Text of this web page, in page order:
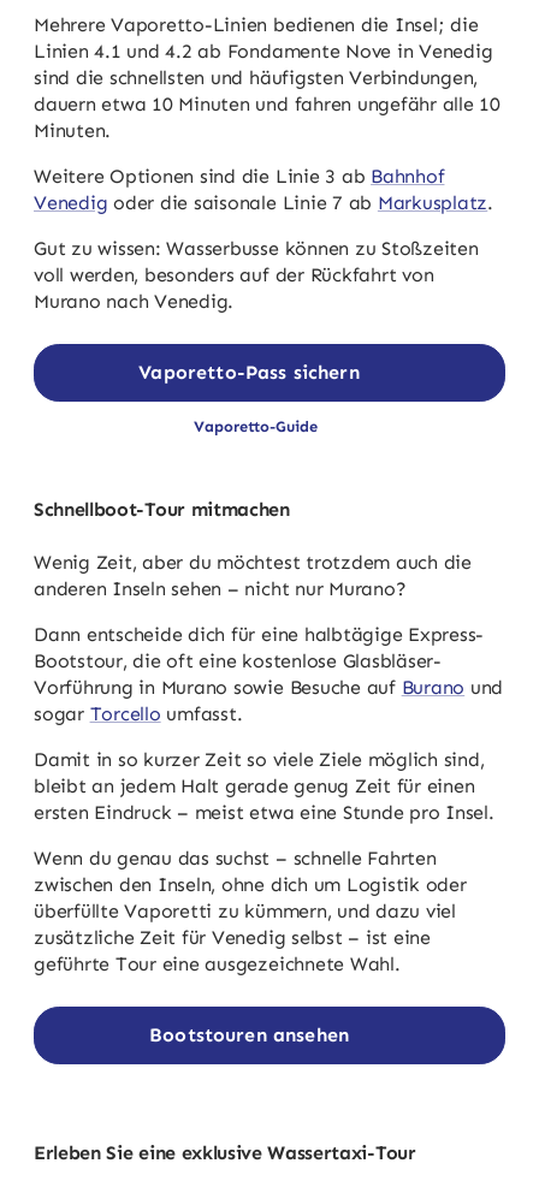
Mehrere Vaporetto-Linien bedienen die Insel; die
Linien 4.1 und 4.2 ab Fondamente Nove in Venedig
sind die schnellsten und häufigsten Verbindungen,
dauern etwa 10 Minuten und fahren ungefähr alle 10
Minuten.
Weitere Optionen sind die Linie 3 ab Bahnhof
Venedig oder die saisonale Linie 7 ab Markusplatz.
Gut zu wissen: Wasserbusse können zu Stoßzeiten
voll werden, besonders auf der Rückfahrt von
Murano nach Venedig.
Vaporetto-Pass sichern
Vaporetto-Guide
Schnellboot-Tour mitmachen
Wenig Zeit, aber du möchtest trotzdem auch die
anderen Inseln sehen – nicht nur Murano?
Dann entscheide dich für eine halbtägige Express-
Bootstour, die oft eine kostenlose Glasbläser-
Vorführung in Murano sowie Besuche auf Burano und
sogar Torcello umfasst.
Damit in so kurzer Zeit so viele Ziele möglich sind,
bleibt an jedem Halt gerade genug Zeit für einen
ersten Eindruck – meist etwa eine Stunde pro Insel.
Wenn du genau das suchst – schnelle Fahrten
zwischen den Inseln, ohne dich um Logistik oder
überfüllte Vaporetti zu kümmern, und dazu viel
zusätzliche Zeit für Venedig selbst – ist eine
geführte Tour eine ausgezeichnete Wahl.
Bootstouren ansehen
Erleben Sie eine exklusive Wassertaxi-Tour